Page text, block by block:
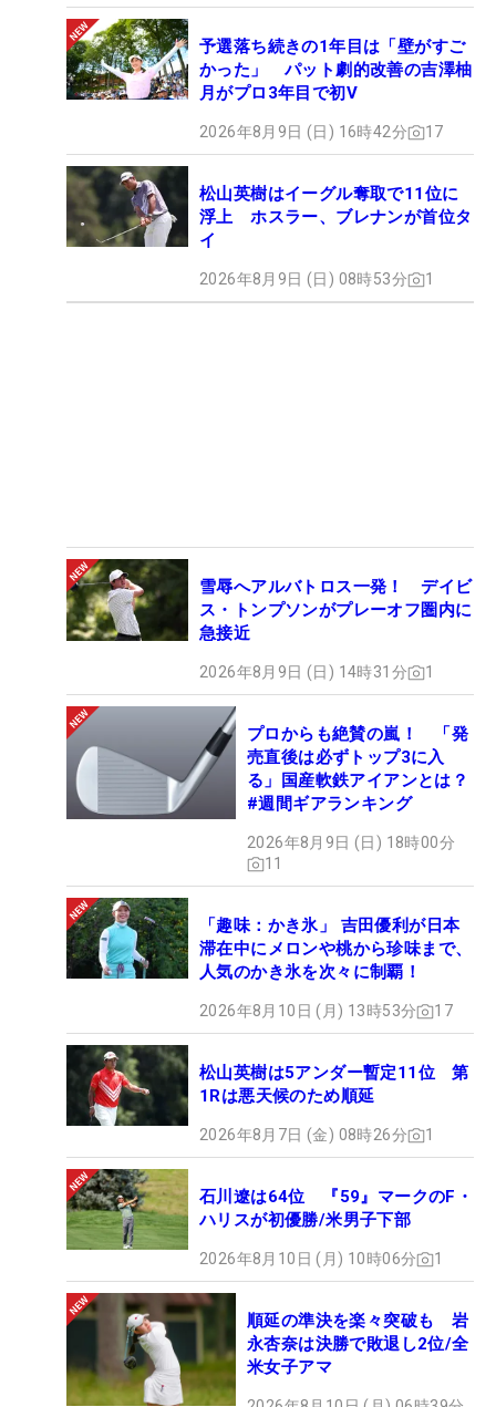
予選落ち続きの1年目は「壁がすご
かった」 パット劇的改善の吉澤柚
月がプロ3年目で初V
2026年8月9日 (日) 16時42分 17
松山英樹はイーグル奪取で11位に
浮上 ホスラー、ブレナンが首位タ
イ
2026年8月9日 (日) 08時53分 1
雪辱へアルバトロス一発！ デイビ
ス・トンプソンがプレーオフ圏内に
急接近
2026年8月9日 (日) 14時31分 1
プロからも絶賛の嵐！ 「発
売直後は必ずトップ3に入
る」国産軟鉄アイアンとは？
#週間ギアランキング
2026年8月9日 (日) 18時00分
11
「趣味：かき氷」 吉田優利が日本
滞在中にメロンや桃から珍味まで、
人気のかき氷を次々に制覇！
2026年8月10日 (月) 13時53分 17
松山英樹は5アンダー暫定11位 第
1Rは悪天候のため順延
2026年8月7日 (金) 08時26分 1
石川遼は64位 『59』マークのF・
ハリスが初優勝/米男子下部
2026年8月10日 (月) 10時06分 1
順延の準決を楽々突破も 岩
永杏奈は決勝で敗退し2位/全
米女子アマ